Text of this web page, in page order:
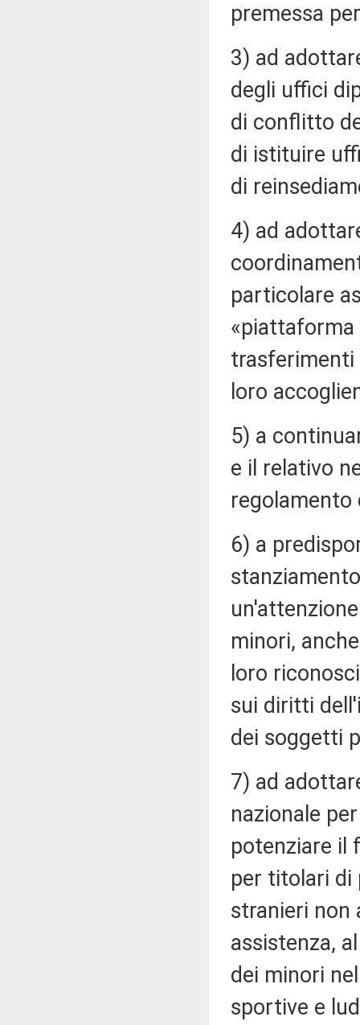
premessa
3) ad
degli uffici
di conflitto
di istituire
di
4) ad
particolare
«piattaforma
trasferimenti
loro
5) a
e il relativo
regolamento
6) a
minori,
loro
sui diritti
dei soggetti
7) ad
nazionale
potenziare il
per titolari di
stranieri non
assistenza,
dei minori
sportive e